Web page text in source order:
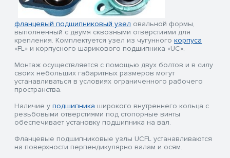
фланцевый подшипниковый узел овальной формы,
выполненный с двумя сквозными отверстиями для
крепления. Комплектуется узел из чугунного корпуса
«FL» и корпусного шарикового подшипника «UC».
Монтаж осуществляется с помощью двух болтов и в силу
своих небольших габаритных размеров могут
устанавливаться в условиях ограниченного рабочего
пространства.
Наличие у подшипника широкого внутреннего кольца с
резьбовыми отверстиями под стопорные винты
обеспечивает установку подшипника на вал.
Фланцевые подшипниковые узлы UCFL устанавливаются
на поверхности перпендикулярно валам и осям.